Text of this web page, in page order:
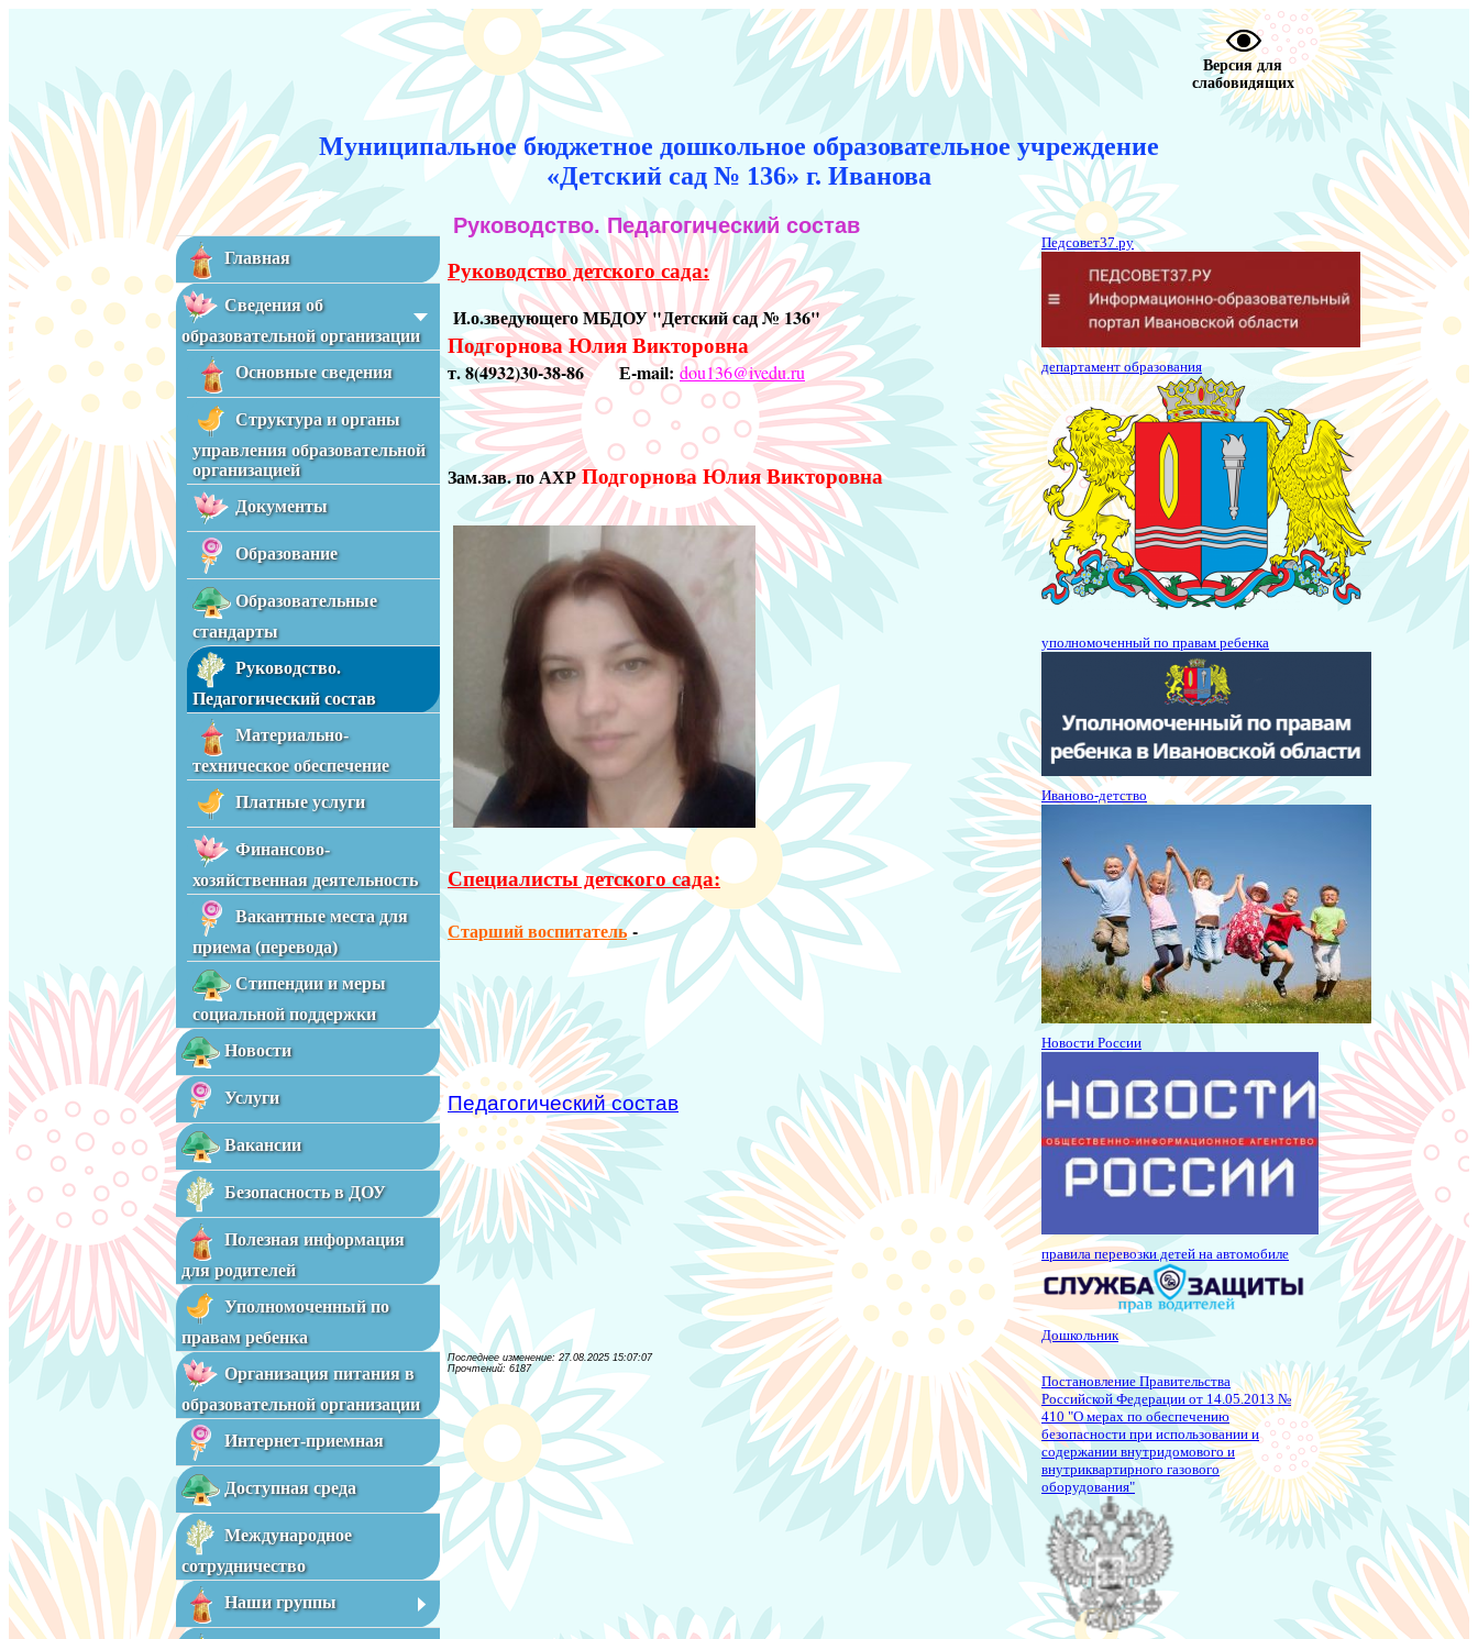
Версия для
слабовидящих
Муниципальное бюджетное дошкольное образовательное учреждение
«Детский сад № 136» г. Иванова
Главная
Сведения об
образовательной организации
Основные сведения
Структура и органы
управления образовательной
организацией
Документы
Образование
Образовательные
стандарты
Руководство.
Педагогический состав
Материально-
техническое обеспечение
Платные услуги
Финансово-
хозяйственная деятельность
Вакантные места для
приема (перевода)
Стипендии и меры
социальной поддержки
Новости
Услуги
Вакансии
Безопасность в ДОУ
Полезная информация
для родителей
Уполномоченный по
правам ребенка
Организация питания в
образовательной организации
Интернет-приемная
Доступная среда
Международное
сотрудничество
Наши группы
Педсовет37.ру
департамент образования
уполномоченный по правам ребенка
Иваново-детство
Новости России
правила перевозки детей на автомобиле
Дошкольник
Постановление Правительства
Российской Федерации от 14.05.2013 №
410 "О мерах по обеспечению
безопасности при использовании и
содержании внутридомового и
внутриквартирного газового
оборудования"
Руководство. Педагогический состав
Руководство детского сада:
И.о.зведующего МБДОУ "Детский сад № 136"
Подгорнова Юлия Викторовна
т. 8(4932)30-38-86 Е-mail: dou136@ivedu.ru
Зам.зав. по АХРПодгорнова Юлия Викторовна
Специалисты детского сада:
Старший воспитатель -
Педагогический состав
Последнее изменение: 27.08.2025 15:07:07
Прочтений: 6187